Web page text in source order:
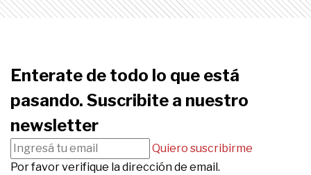
Enterate de todo lo que está
pasando. Suscribite a nuestro
newsletter
Quiero suscribirme
Por favor verifique la dirección de email.